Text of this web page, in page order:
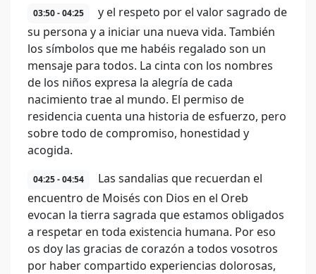
03:50 - 04:25
y el respeto por el valor sagrado de
su persona y a iniciar una nueva vida. También
los símbolos que me habéis regalado son un
mensaje para todos. La cinta con los nombres
de los niños expresa la alegría de cada
nacimiento trae al mundo. El permiso de
residencia cuenta una historia de esfuerzo, pero
sobre todo de compromiso, honestidad y
acogida.
04:25 - 04:54
Las sandalias que recuerdan el
encuentro de Moisés con Dios en el Oreb
evocan la tierra sagrada que estamos obligados
a respetar en toda existencia humana. Por eso
os doy las gracias de corazón a todos vosotros
por haber compartido experiencias dolorosas,